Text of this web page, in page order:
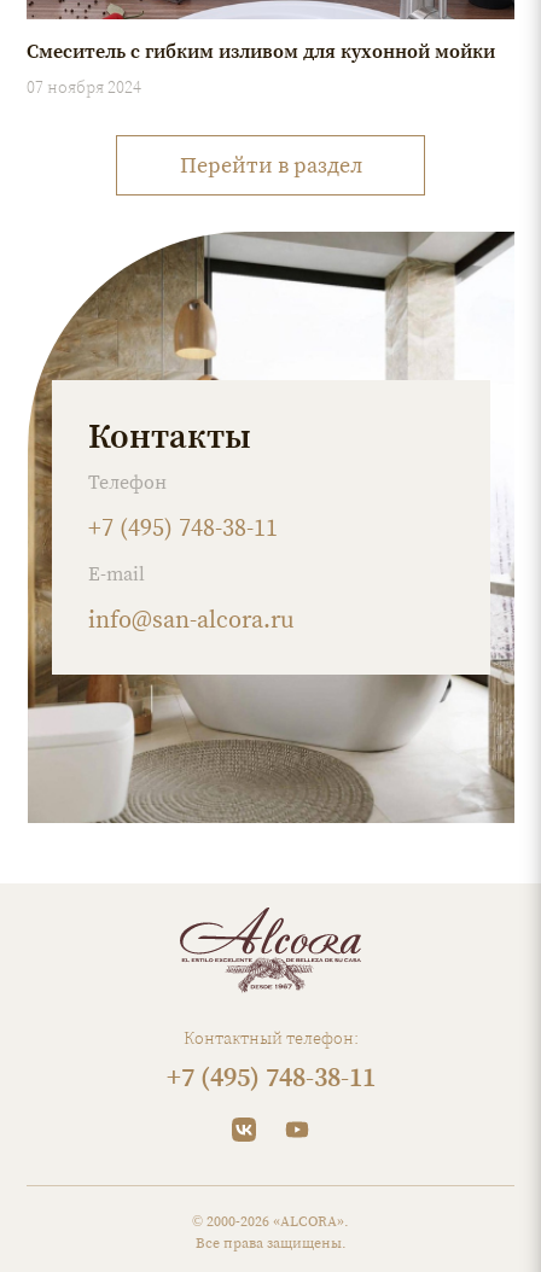
Смеситель с гибким изливом для кухонной мойки
07 ноября 2024
Перейти в раздел
Контакты
Телефон
+7 (495) 748-38-11
E-mail
info@san-alcora.ru
Контактный телефон:
+7 (495) 748-38-11
© 2000-2026 «ALCORA».
Все права защищены.